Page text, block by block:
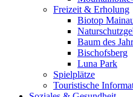
Freizeit & Erholung
Biotop
Baum des
Bischofsberg
Luna Park
Spielplätze
Touristische